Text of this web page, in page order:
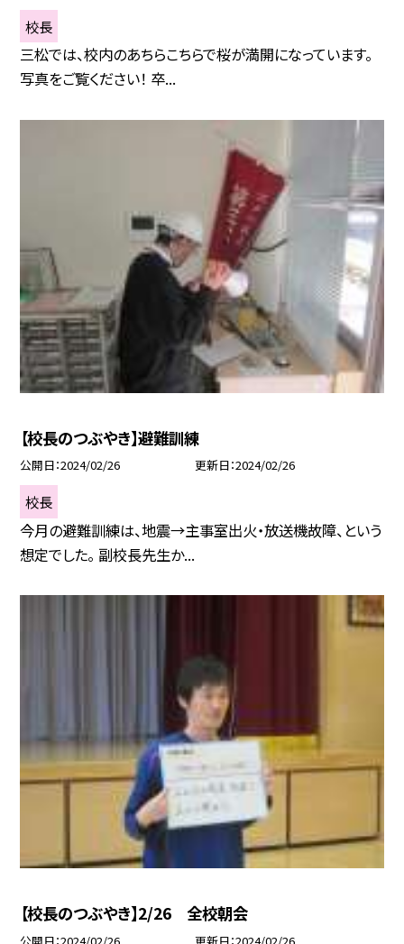
校長
三松では、校内のあちらこちらで桜が満開になっています。
写真をご覧ください！ 卒...
【校長のつぶやき】避難訓練
公開日 2024/02/26 更新日 2024/02/26
校長
今月の避難訓練は、地震→主事室出火・放送機故障、という
想定でした。 副校長先生か...
【校長のつぶやき】2/26 全校朝会
公開日 2024/02/26 更新日 2024/02/26